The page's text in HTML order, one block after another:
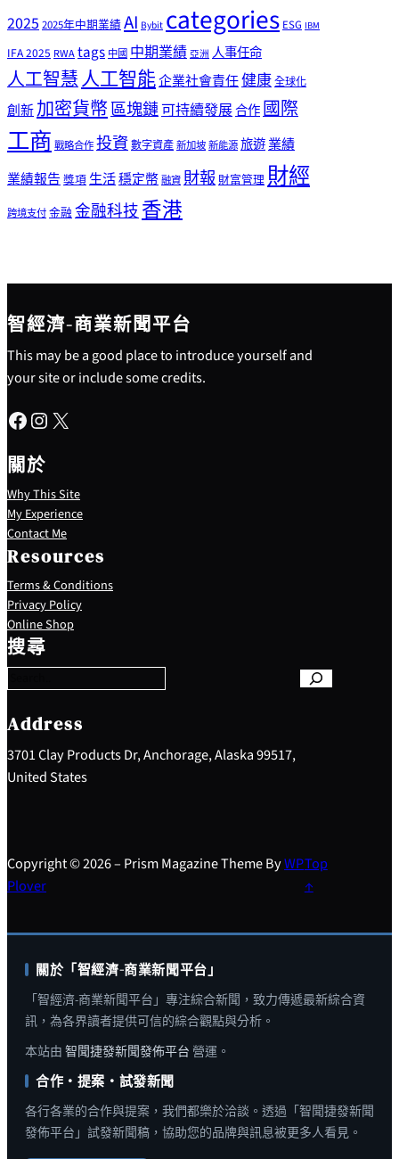
2025 2025年中期業績AI Bybitcategories ESG IBM
IFA 2025 RWAtags 中國 中期業績 亞洲 人事任命
人工智慧人工智能企業社會責任健康全球化
創新加密貨幣區塊鏈可持續發展合作國際
工商 戰略合作投資數字資產新加坡新能源旅遊業績
業績報告 獎項生活穩定幣融資 財報 財富管理 財經
跨境支付金融 金融科技 香港
智經濟-商業新聞平台
This may be a good place to introduce yourself and
your site or include some credits.
Facebook Instagram X
關於
Why This Site
My Experience
Contact Me
Resources
Terms & Conditions
Privacy Policy
Online Shop
搜尋
S
e
a
c
h
Address
3701 Clay Products Dr, Anchorage, Alaska 99517,
United States
Copyright © 2026 – Prism Magazine Theme ByWP
Plover
Top
↑
關於「智經濟-商業新聞平台」
「智經濟-商業新聞平台」專注綜合新聞，致力傳遞最新綜合資
訊，為各界讀者提供可信的綜合觀點與分析。
本站由 智聞捷發新聞發佈平台 營運。
合作・提案・試發新聞
各行各業的合作與提案，我們都樂於洽談。透過「智聞捷發新聞
發佈平台」試發新聞稿，協助您的品牌與訊息被更多人看見。